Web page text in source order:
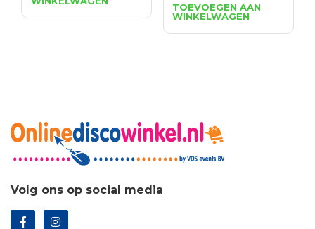
was:
€700.59.
is:
€511.43.
prijs
was:
€81.68.
prijs
is:
€59.62.
TOEVOEGEN AAN
WINKELWAGEN
Volg ons op social media